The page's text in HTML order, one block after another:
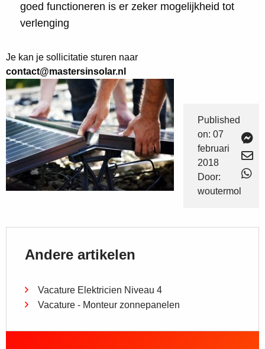
goed functioneren is er zeker mogelijkheid tot
verlenging
Je kan je sollicitatie sturen naar
contact@mastersinsolar.nl
Published
on: 07
februari
2018
Door:
woutermol
Andere artikelen
Vacature Elektricien Niveau 4
Vacature - Monteur zonnepanelen